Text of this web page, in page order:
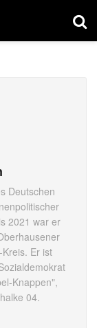
Deutschen
2021 war er
Er ist
Knappen",
04.